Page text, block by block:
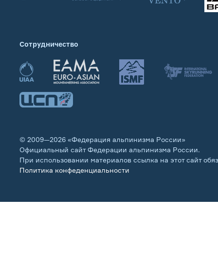
Сотрудничество
© 2009—2026 «Федерация альпинизма России»
Официальный сайт Федерации альпинизма России.
При использовании материалов ссылка на этот сайт
Политика конфеденциальности